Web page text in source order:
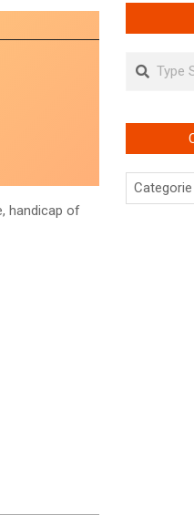
handicap of
Search